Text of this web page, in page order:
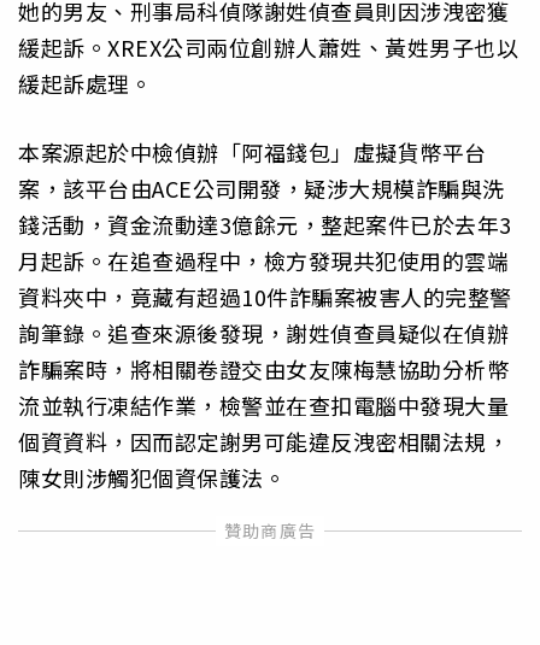
她的男友、刑事局科偵隊謝姓偵查員則因涉洩密獲
緩起訴。XREX公司兩位創辦人蕭姓、黃姓男子也以
緩起訴處理。
本案源起於中檢偵辦「阿福錢包」虛擬貨幣平台
案，該平台由ACE公司開發，疑涉大規模詐騙與洗
錢活動，資金流動達3億餘元，整起案件已於去年3
月起訴。在追查過程中，檢方發現共犯使用的雲端
資料夾中，竟藏有超過10件詐騙案被害人的完整警
詢筆錄。追查來源後發現，謝姓偵查員疑似在偵辦
詐騙案時，將相關卷證交由女友陳梅慧協助分析幣
流並執行凍結作業，檢警並在查扣電腦中發現大量
個資資料，因而認定謝男可能違反洩密相關法規，
陳女則涉觸犯個資保護法。